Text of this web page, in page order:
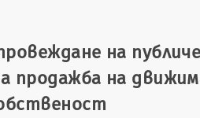
на
продажба на